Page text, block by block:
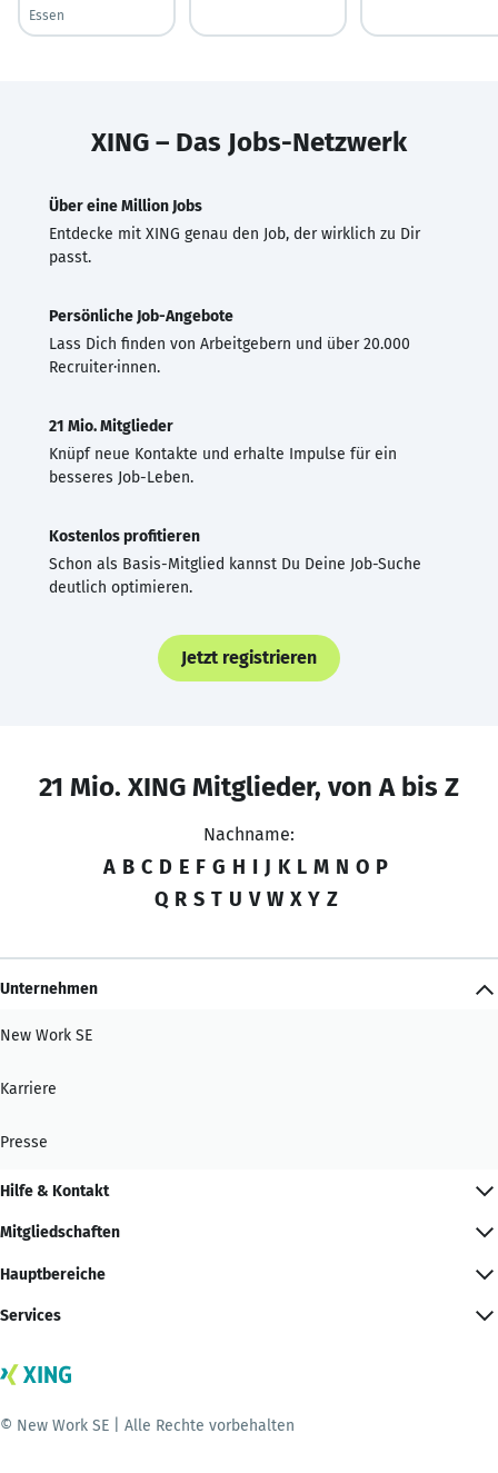
Essen
XING – Das Jobs-Netzwerk
Über eine Million Jobs
Entdecke mit XING genau den Job, der wirklich zu Dir
passt.
Persönliche Job-Angebote
Lass Dich finden von Arbeitgebern und über 20.000
Recruiter·innen.
21 Mio. Mitglieder
Knüpf neue Kontakte und erhalte Impulse für ein
besseres Job-Leben.
Kostenlos profitieren
Schon als Basis-Mitglied kannst Du Deine Job-Suche
deutlich optimieren.
Jetzt registrieren
21 Mio. XING Mitglieder, von A bis Z
Nachname:
A B C D E F G H I J K L M N O P
Q R S T U V W X Y Z
Unternehmen
New Work SE
Karriere
Presse
Hilfe & Kontakt
Mitgliedschaften
Hauptbereiche
Services
© New Work SE | Alle Rechte vorbehalten